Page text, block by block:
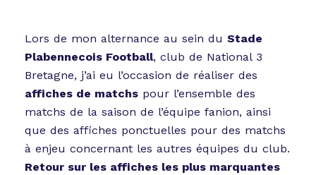
Lors de mon alternance au sein du Stade
Plabennecois Football, club de National 3
Bretagne, j’ai eu l’occasion de réaliser des
affiches de matchspour l’ensemble des
matchs de la saison de l’équipe fanion, ainsi
que des affiches ponctuelles pour des matchs
à enjeu concernant les autres équipes du club.
Retour sur les affiches les plus marquantes